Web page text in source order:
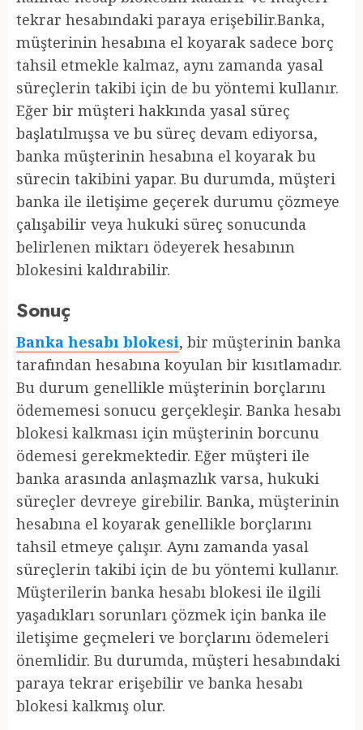
tekrar hesabındaki paraya erişebilir.Banka,
müşterinin hesabına el koyarak sadece borç
tahsil etmekle kalmaz, aynı zamanda yasal
süreçlerin takibi için de bu yöntemi kullanır.
Eğer bir müşteri hakkında yasal süreç
başlatılmışsa ve bu süreç devam ediyorsa,
banka müşterinin hesabına el koyarak bu
sürecin takibini yapar. Bu durumda, müşteri
banka ile iletişime geçerek durumu çözmeye
çalışabilir veya hukuki süreç sonucunda
belirlenen miktarı ödeyerek hesabının
blokesini kaldırabilir.
Sonuç
Banka hesabı blokesi, bir müşterinin banka
tarafından hesabına koyulan bir kısıtlamadır.
Bu durum genellikle müşterinin borçlarını
ödememesi sonucu gerçekleşir. Banka hesabı
blokesi kalkması için müşterinin borcunu
ödemesi gerekmektedir. Eğer müşteri ile
banka arasında anlaşmazlık varsa, hukuki
süreçler devreye girebilir. Banka, müşterinin
hesabına el koyarak genellikle borçlarını
tahsil etmeye çalışır. Aynı zamanda yasal
süreçlerin takibi için de bu yöntemi kullanır.
Müşterilerin banka hesabı blokesi ile ilgili
yaşadıkları sorunları çözmek için banka ile
iletişime geçmeleri ve borçlarını ödemeleri
önemlidir. Bu durumda, müşteri hesabındaki
paraya tekrar erişebilir ve banka hesabı
blokesi kalkmış olur.